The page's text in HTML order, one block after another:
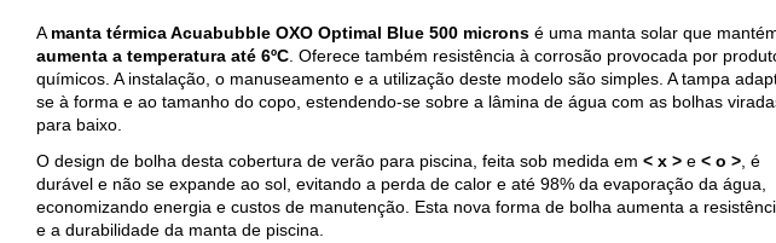
A manta térmica Acuabubble OXO Optimal Blue 500 microns é uma manta solar que
aumenta a temperatura até 6ºC . Oferece também resistência à corrosão provocada por
químicos. A instalação, o manuseamento e a utilização deste modelo são simples. A tampa
se à forma e ao tamanho do copo, estendendo-se sobre a lâmina de água com as bolhas
para baixo.
O design de bolha desta cobertura de verão para piscina, feita sob medida em < x > e < o > , é
durável e não se expande ao sol, evitando a perda de calor e até 98% da evaporação da água,
economizando energia e custos de manutenção. Esta nova forma de bolha aumenta a
e a durabilidade da manta de piscina.